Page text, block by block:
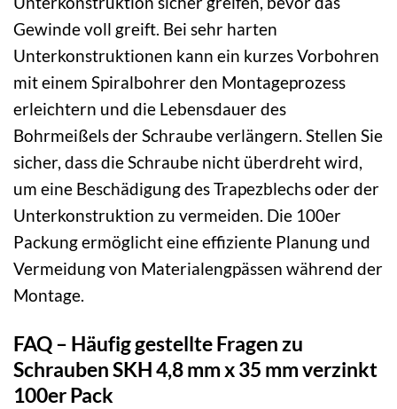
Gewinde voll greift. Bei sehr harten
Unterkonstruktionen kann ein kurzes Vorbohren
mit einem Spiralbohrer den Montageprozess
erleichtern und die Lebensdauer des
Bohrmeißels der Schraube verlängern. Stellen Sie
sicher, dass die Schraube nicht überdreht wird,
um eine Beschädigung des Trapezblechs oder der
Unterkonstruktion zu vermeiden. Die 100er
Packung ermöglicht eine effiziente Planung und
Vermeidung von Materialengpässen während der
Montage.
FAQ – Häufig gestellte Fragen zu
Schrauben SKH 4,8 mm x 35 mm verzinkt
100er Pack